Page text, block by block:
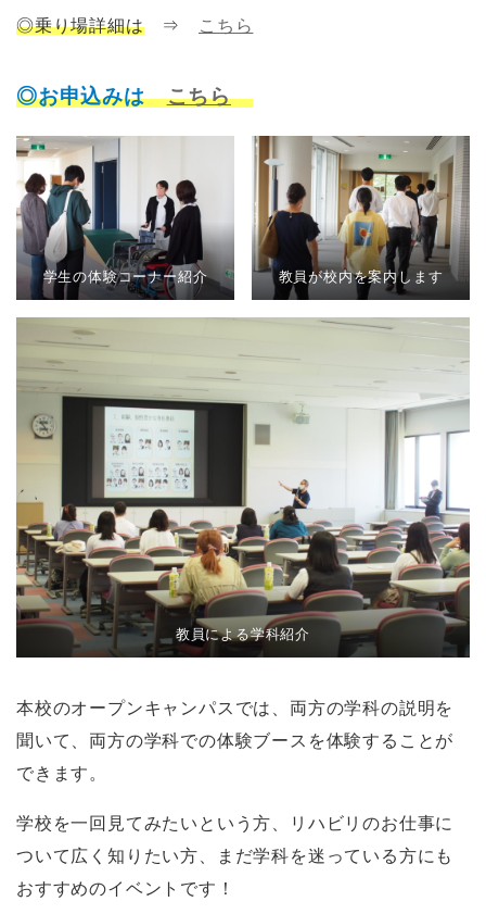
◎乗り場詳細は⇒ こちら
◎お申込みはこちら
学生の体験コーナー紹介 教員が校内を案内します
教員による学科紹介
本校のオープンキャンパスでは、両方の学科の説明を
聞いて、両方の学科での体験ブースを体験することが
できます。
学校を一回見てみたいという方、リハビリのお仕事に
ついて広く知りたい方、まだ学科を迷っている方にも
おすすめのイベントです！